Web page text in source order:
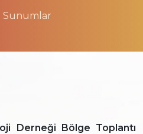
Sunumlar
Derneği Bölge Toplantı